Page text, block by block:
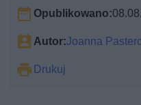
Opublikowano:
Autor:Joanna
Drukuj